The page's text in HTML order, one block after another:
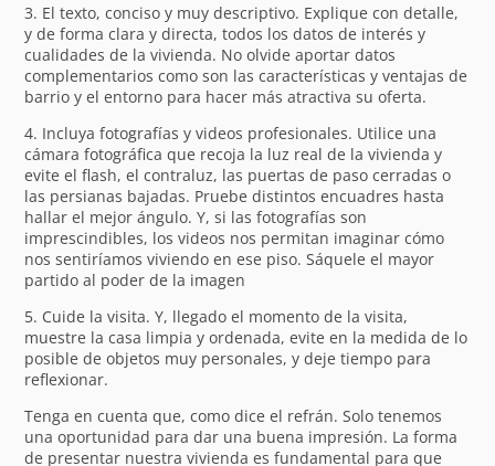
3. El texto, conciso y muy descriptivo. Explique con detalle,
y de forma clara y directa, todos los datos de interés y
cualidades de la vivienda. No olvide aportar datos
complementarios como son las características y ventajas de
barrio y el entorno para hacer más atractiva su oferta.
4. Incluya fotografías y videos profesionales. Utilice una
cámara fotográfica que recoja la luz real de la vivienda y
evite el flash, el contraluz, las puertas de paso cerradas o
las persianas bajadas. Pruebe distintos encuadres hasta
hallar el mejor ángulo. Y, si las fotografías son
imprescindibles, los videos nos permitan imaginar cómo
nos sentiríamos viviendo en ese piso. Sáquele el mayor
partido al poder de la imagen
5. Cuide la visita. Y, llegado el momento de la visita,
muestre la casa limpia y ordenada, evite en la medida de lo
posible de objetos muy personales, y deje tiempo para
reflexionar.
Tenga en cuenta que, como dice el refrán. Solo tenemos
una oportunidad para dar una buena impresión. La forma
de presentar nuestra vivienda es fundamental para que